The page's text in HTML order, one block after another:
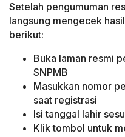
Setelah pengumuman
langsung mengecek
berikut:
Buka laman resmi
SNPMB
Masukkan nomor
saat registrasi
Isi tanggal lahir
Klik tombol untuk